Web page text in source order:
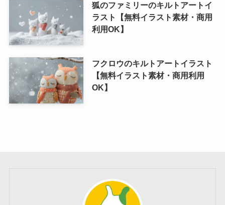
狐のファミリーのキルトアートイ
ラスト【無料イラスト素材・商用
利用OK】
フクロウのキルトアートイラスト
【無料イラスト素材・商用利用
OK】